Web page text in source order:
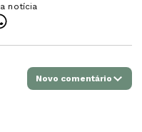
notícia
Novo comentário